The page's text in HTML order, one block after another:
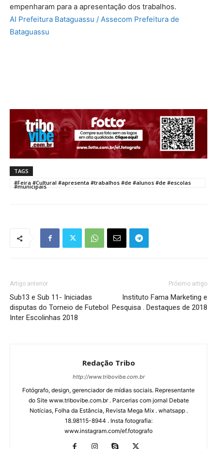
empenharam para a apresentação dos trabalhos.
AI Prefeitura Bataguassu / Assecom Prefeitura de
Bataguassu
TAGS
#Feira #Cultural #apresenta #trabalhos #de #alunos #de #escolas
#municipais
Artigo anterior
Sub13 e Sub 11- Iniciadas
disputas do Torneio de Futebol
Inter Escolinhas 2018
Próximo artigo
Instituto Fama Marketing e
Pesquisa . Destaques de 2018
Redação Tribo
http://www.tribovibe.com.br
Fotógrafo, design, gerenciador de mídias sociais. Representante
do Site www.tribovibe.com.br . Parcerias com jornal Debate
Notícias, Folha da Estância, Revista Mega Mix . whatsapp .
18.98115-8944 . Insta fotografia:
www.instagram.com/ef.fotografo